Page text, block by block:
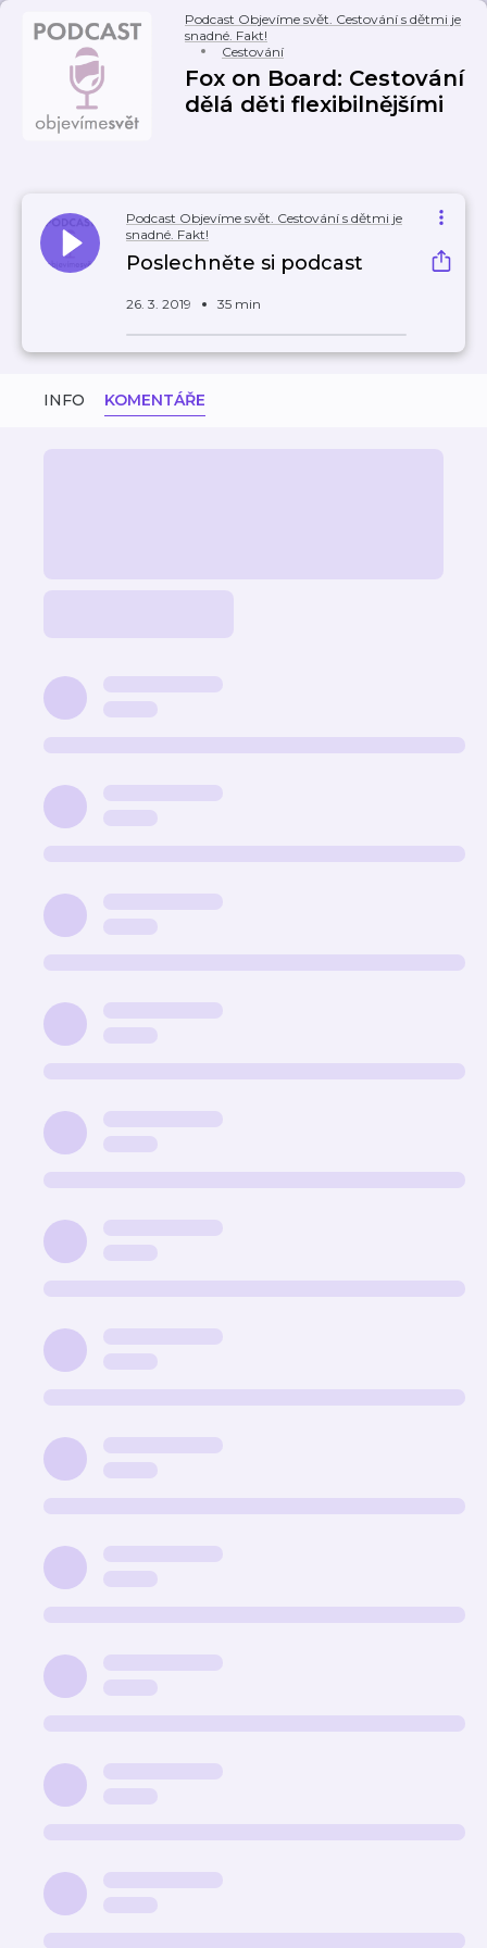
Podcast Objevíme svět. Cestování s dětmi je
snadné. Fakt!
Cestování
Fox on Board: Cestování
dělá děti flexibilnějšími
Podcast Objevíme svět. Cestování s dětmi je
snadné. Fakt!
Poslechněte si podcast
26. 3. 2019 35 min
INFO KOMENTÁŘE